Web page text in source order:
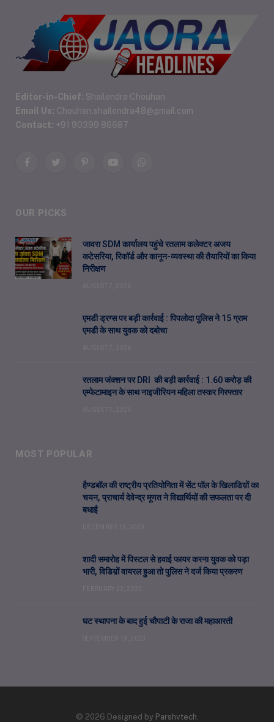
Editor-in-Chief: Shailendra Chouhan
Email Us: Chouhan.shailendra48@gmail.com
Contact: +91 90399 86687
FacebookTwitterPinterestYouTubeWhatsApp
OUR PICKS
जावरा SDM कार्यालय पहुंचे रतलाम कलेक्टर अजय
कटेसरिया, रिकॉर्ड और कानून-व्यवस्था की तैयारियों का किया
निरीक्षण
एमडी ड्रग्स पर बड़ी कार्रवाई : पिपलोदा पुलिस ने 15 ग्राम
एमडी के साथ युवक को दबोचा
रतलाम जंक्शन पर DRI की बड़ी कार्रवाई : 1.60 करोड़ की
एम्फेटामाइन के साथ नाइजीरियन महिला तस्कर गिरफ्तार
MOST POPULAR
हैण्डबॉल की राष्ट्रीय प्रतियोगिता में सेंट पॉल के खिलाडिय़ों का
चयन, प्राचार्य देवेन्द्र मूणत ने विद्यार्थियों की सफलता पर दी
बधाई
शादी समारोह में पिस्टल से हवाई फायर करना युवक को पड़ा
भारी, विडिय़ों वायरल हुआ तो पुलिस ने दर्ज किया प्रकरण
घट स्थापना के बाद हुई चौपाटी के राजा की महाआरती
© 2026 Designed by Parshvtech.